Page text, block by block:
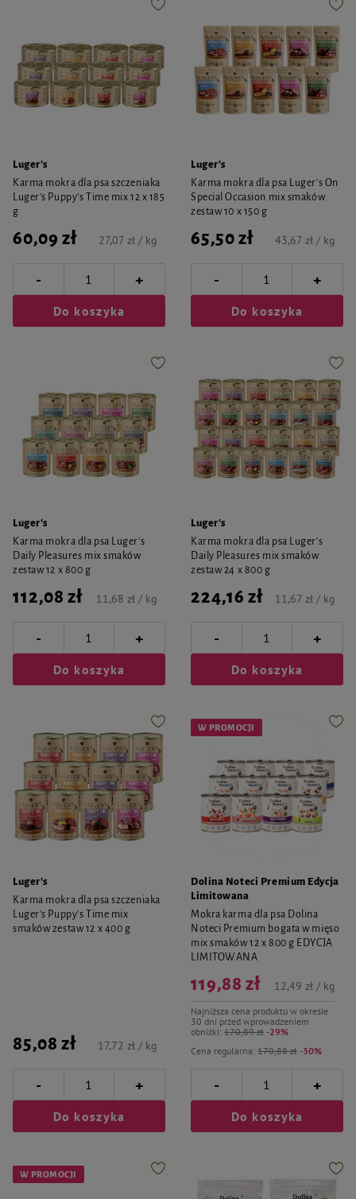
Luger's
Karma mokra dla psa szczeniaka
Luger's Puppy's Time mix 12 x 185
g
60,09 zł 27,07 zł / kg
- +
Do koszyka
Luger's
Karma mokra dla psa Luger's On
Special Occasion mix smaków
zestaw 10 x 150 g
65,50 zł 43,67 zł / kg
- +
Do koszyka
Luger's
Karma mokra dla psa Luger's
Daily Pleasures mix smaków
zestaw 12 x 800 g
112,08 zł 11,68 zł / kg
- +
Do koszyka
Luger's
Karma mokra dla psa Luger's
Daily Pleasures mix smaków
zestaw 24 x 800 g
224,16 zł 11,67 zł / kg
- +
Do koszyka
Luger's
Karma mokra dla psa szczeniaka
Luger's Puppy's Time mix
smaków zestaw 12 x 400 g
85,08 zł 17,72 zł / kg
- +
Do koszyka
W PROMOCJI
Dolina Noteci Premium Edycja
Limitowana
Mokra karma dla psa Dolina
Noteci Premium bogata w mięso
mix smaków 12 x 800 g EDYCJA
LIMITOWANA
Cena regularna: 170,88 zł -30%
119,88 zł
Najniższa cena produktu w okresie
30 dni przed wprowadzeniem
obniżki: 170,89 zł -29%
12,49 zł / kg
- +
Do koszyka
W PROMOCJI